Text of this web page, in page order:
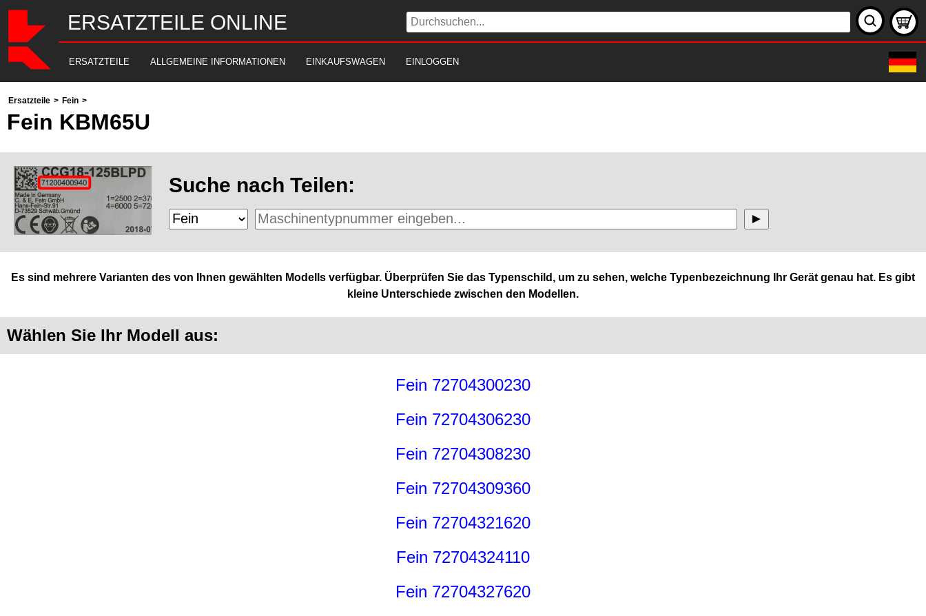
ERSATZTEILE ONLINE
ERSATZTEILE ALLGEMEINE INFORMATIONEN EINKAUFSWAGEN EINLOGGEN
Ersatzteile > Fein >
Fein KBM65U
Suche nach Teilen:
Es sind mehrere Varianten des von Ihnen gewählten Modells verfügbar. Überprüfen Sie das Typenschild, um zu sehen, welche Typenbezeichnung Ihr Gerät genau hat. Es gibt
kleine Unterschiede zwischen den Modellen.
Wählen Sie Ihr Modell aus:
Fein 72704300230
Fein 72704306230
Fein 72704308230
Fein 72704309360
Fein 72704321620
Fein 72704324110
Fein 72704327620